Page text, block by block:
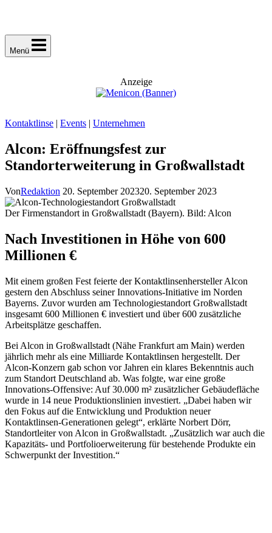
Menü
Anzeige
Kontaktlinse | Events | Unternehmen
Alcon: Eröffnungsfest zur
Standorterweiterung in Großwallstadt
VonRedaktion 20. September 202320. September 2023
Der Firmenstandort in Großwallstadt (Bayern). Bild: Alcon
Nach Investitionen in Höhe von 600
Millionen €
Mit einem großen Fest feierte der Kontaktlinsenhersteller Alcon
gestern den Abschluss seiner Innovations-Initiative im Norden
Bayerns. Zuvor wurden am Technologiestandort Großwallstadt
insgesamt 600 Millionen € investiert und über 600 zusätzliche
Arbeitsplätze geschaffen.
Bei Alcon in Großwallstadt (Nähe Frankfurt am Main) werden
jährlich mehr als eine Milliarde Kontaktlinsen hergestellt. Der
Alcon-Konzern gab schon vor Jahren ein klares Bekenntnis auch
zum Standort Deutschland ab. Was folgte, war eine große
Innovations-Offensive: Auf 30.000 m² zusätzlicher Gebäudefläche
wurde in 14 neue Produktionslinien investiert. „Dabei haben wir
den Fokus auf die Entwicklung und Produktion neuer
Kontaktlinsen-Generationen gelegt“, erklärte Norbert Dörr,
Standortleiter von Alcon in Großwallstadt. „Zusätzlich war auch die
Kapazitäts- und Portfolioerweiterung für bestehende Produkte ein
Schwerpunkt der Investition.“